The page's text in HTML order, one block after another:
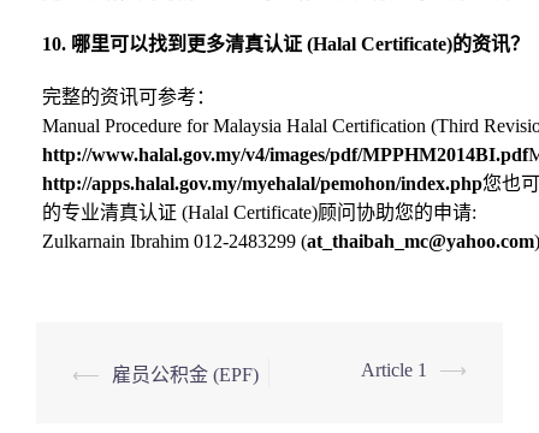
10. 哪里可以找到更多清真认证 (Halal Certificate)的资讯？
完整的资讯可参考：
Manual Procedure for Malaysia Halal Certification (Third
http://www.halal.gov.my/v4/images/pdf/MPPHM2014BI.pdf
http://apps.halal.gov.my/myehalal/pemohon/index.php您也
的专业清真认证 (Halal Certificate)顾问协助您的申请:
Zulkarnain Ibrahim 012-2483299 (at_thaibah_mc@yahoo.com)
Post
⟵ 雇员公积金 (EPF) Article 1 ⟶